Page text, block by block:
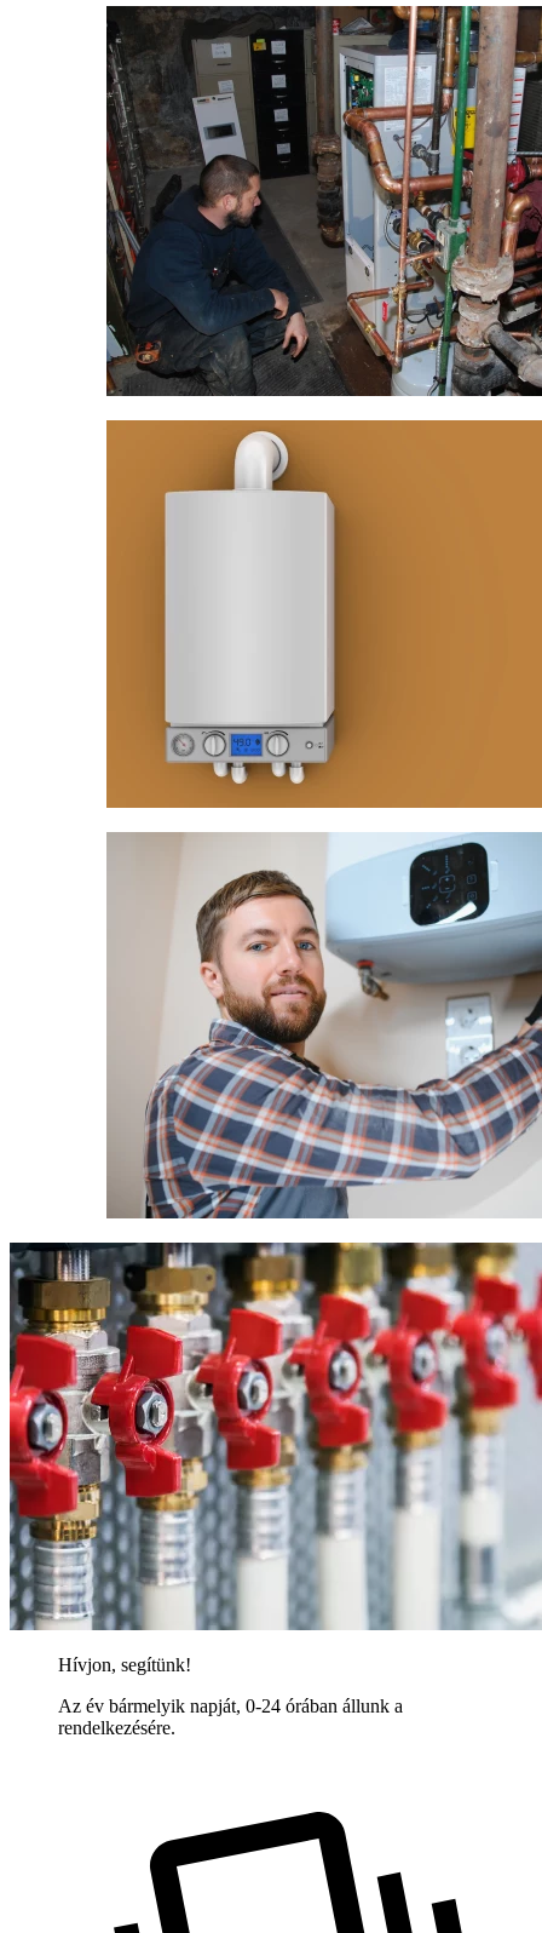
Hívjon, segítünk!
Az év bármelyik napját, 0-24 órában állunk a
rendelkezésére.